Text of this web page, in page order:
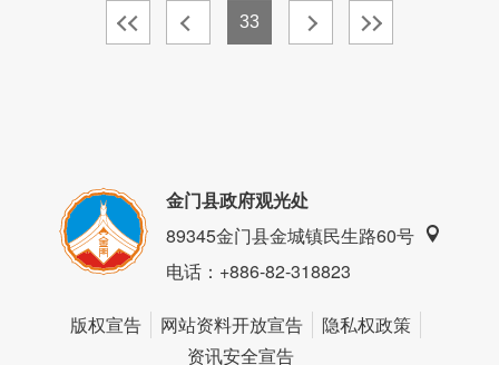
33
金门县政府观光处
89345金门县金城镇民生路60号
电话：+886-82-318823
版权宣告 网站资料开放宣告
隐私权政策
资讯安全宣告